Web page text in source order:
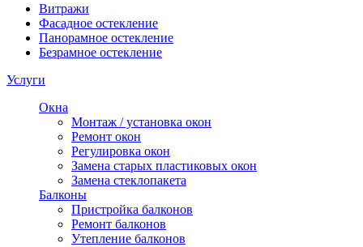
Витражи
Фасадное остекление
Панорамное остекление
Безрамное остекление
Услуги
Окна
Монтаж / установка окон
Ремонт окон
Регулировка окон
Замена старых пластиковых окон
Замена стеклопакета
Балконы
Пристройка балконов
Ремонт балконов
Утепление балконов